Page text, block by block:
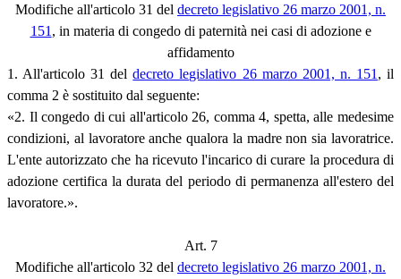
Modifiche all'articolo 31 del decreto legislativo 26 marzo 2001, n.
151 , in materia di congedo di paternità nei casi di adozione e
affidamento
1. All'articolo 31 deldecreto legislativo 26 marzo 2001, n. 151 , il
comma 2 è sostituito dal seguente:
«2. Il congedo di cui all'articolo 26, comma 4, spetta, alle medesime
condizioni, al lavoratore anche qualora la madre non sia lavoratrice.
L'ente autorizzato che ha ricevuto l'incarico di curare la procedura di
adozione certifica la durata del periodo di permanenza all'estero del
lavoratore.».
Art. 7
Modifiche all'articolo 32 del decreto legislativo 26 marzo 2001, n.